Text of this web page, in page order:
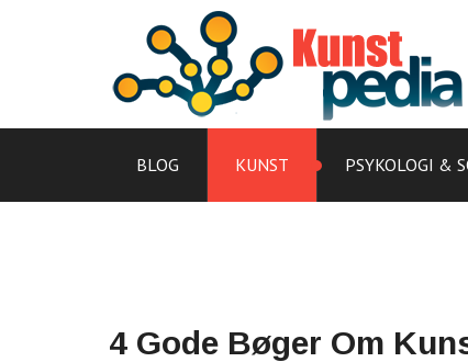
BLOG KUNST PSYKOLOGI &
4 Gode Bøger Om